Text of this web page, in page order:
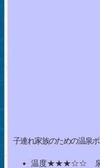
子連れ家族のための温泉
温度★★★☆☆